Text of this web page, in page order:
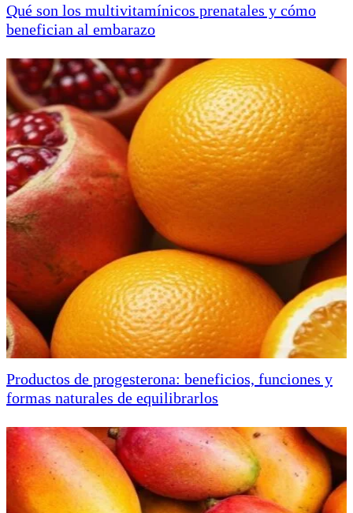
Qué son los multivitamínicos prenatales y cómo
benefician al embarazo
Productos de progesterona: beneficios, funciones y
formas naturales de equilibrarlos